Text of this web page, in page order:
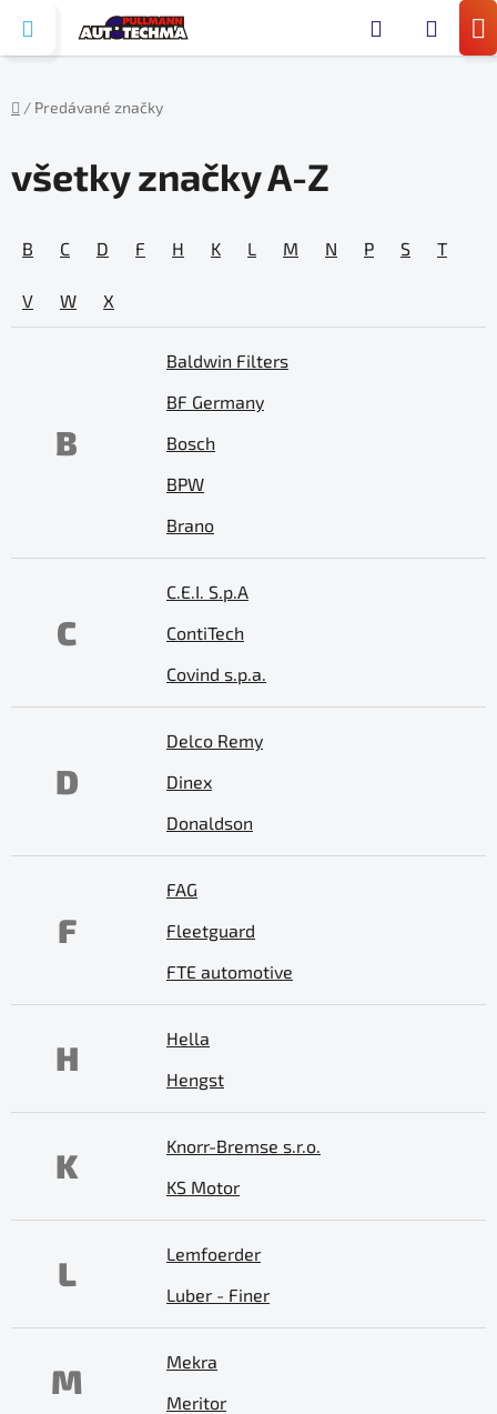
obsah
/ Predávané značky
všetky značky A-Z
B C D F H K L M N P S T
V W X
B
Baldwin Filters
BF Germany
Bosch
BPW
Brano
C
C.E.I. S.p.A
ContiTech
Covind s.p.a.
D
Delco Remy
Dinex
Donaldson
F
FAG
Fleetguard
FTE automotive
H
Hella
Hengst
K
Knorr-Bremse s.r.o.
KS Motor
L
Lemfoerder
Luber - Finer
M
Mekra
Meritor